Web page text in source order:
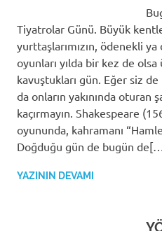
Tiyatrolar Günü. Büyük
yurttaşlarımızın, ödenekli
oyunları yılda bir kez de
kavuştukları gün. Eğer siz
da onların yakınında oturan
kaçırmayın. Shakespeare
oyununda, kahramanı
Doğduğu gün de bugün
YAZININ DEVAMI